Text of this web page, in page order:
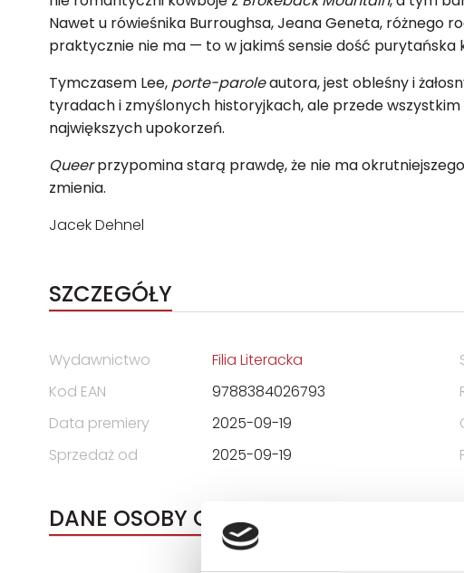
Nawet u rówieśnika Burroughsa, Jeana Geneta, różnego
praktycznie nie ma — to w jakimś sensie dość purytańska
Tymczasem Lee, porte-paroleautora, jest obleśny i
tyradach i zmyślonych historyjkach, ale przede
największych upokorzeń.
Queerprzypomina starą prawdę, że nie ma
zmienia.
Jacek Dehnel
SZCZEGÓŁY
Wydawnictwo
Filia Literacka
Kod EAN
9788384026793
Data premiery
2025-09-19
Sprzedaż od
2025-09-19
DANE OSOBY ODPOWIEDZIALNEJ